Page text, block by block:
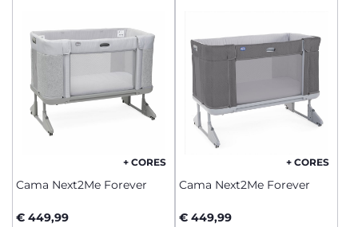
+ CORES
Cama Next2Me Forever
€ 449,99
+ CORES
Cama Next2Me Forever
€ 449,99